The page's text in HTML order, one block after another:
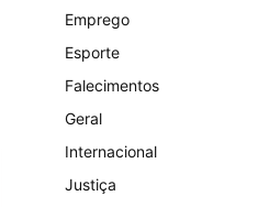
Emprego
Esporte
Falecimentos
Geral
Internacional
Justiça